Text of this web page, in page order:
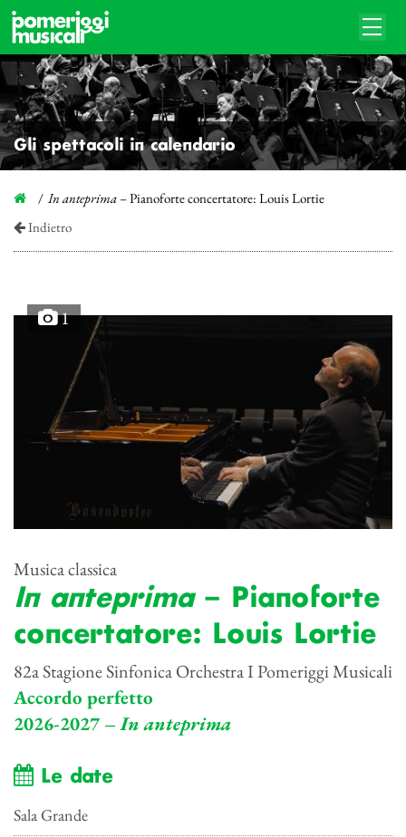
Gli spettacoli in calendario
In anteprima – Pianoforte concertatore: Louis Lortie
Indietro
1
Musica classica
In anteprima– Pianoforte
concertatore: Louis Lortie
82a Stagione Sinfonica Orchestra I Pomeriggi Musicali
Accordo perfetto
2026-2027 –In anteprima
Le date
Sala Grande